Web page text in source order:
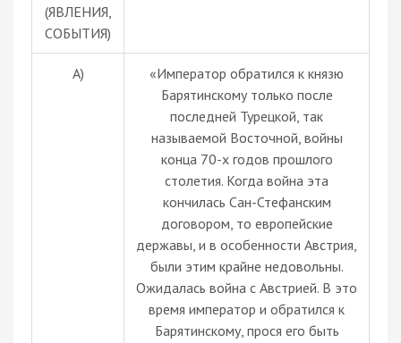
(ЯВЛЕНИЯ,
СОБЫТИЯ)
A)
«Император обратился к князю
Барятинскому только после
последней Турецкой, так
называемой Восточной, войны
конца 70-х годов прошлого
столетия. Когда война эта
кончилась Сан-Стефанским
договором, то европейские
державы, и в особенности Австрия,
были этим крайне недовольны.
Ожидалась война с Австрией. В это
время император и обратился к
Барятинскому, прося его быть